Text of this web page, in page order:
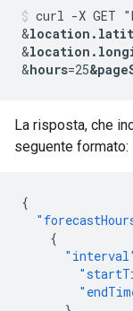
curl -X GET
&
&
&hours=25
La risposta, che
seguente formato:
{
{